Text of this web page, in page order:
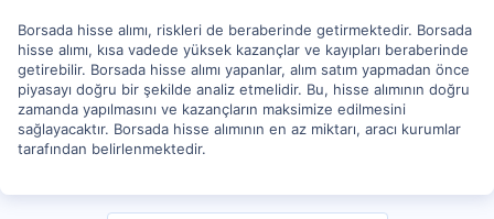
Borsada hisse alımı, riskleri de beraberinde getirmektedir. Borsada
hisse alımı, kısa vadede yüksek kazançlar ve kayıpları beraberinde
getirebilir. Borsada hisse alımı yapanlar, alım satım yapmadan önce
piyasayı doğru bir şekilde analiz etmelidir. Bu, hisse alımının doğru
zamanda yapılmasını ve kazançların maksimize edilmesini
sağlayacaktır. Borsada hisse alımının en az miktarı, aracı kurumlar
tarafından belirlenmektedir.